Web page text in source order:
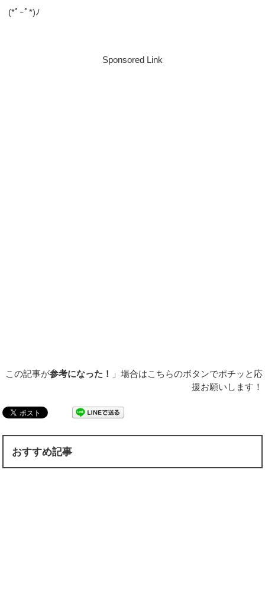
(*ﾟｰﾟ*)ﾉ
Sponsored Link
この記事が参考になった！
」場合はこちらのボタンでポチッと応
援お願いします！
おすすめ記事